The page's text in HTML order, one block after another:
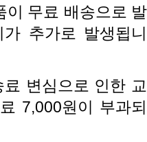
이 무료 배송으로 발
추가로 발생됩니
변심으로 인한 교
7,000원이 부과되